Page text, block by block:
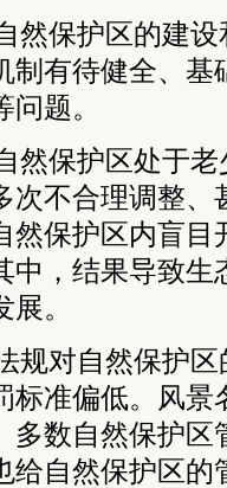
然保护区的建
制有待健全、基
题。
然保护区处于
次不合理调整、
然保护区内盲目
中，结果导致生
。
规对自然保护
标准偏低。风景
多数自然保护区
给自然保护区的